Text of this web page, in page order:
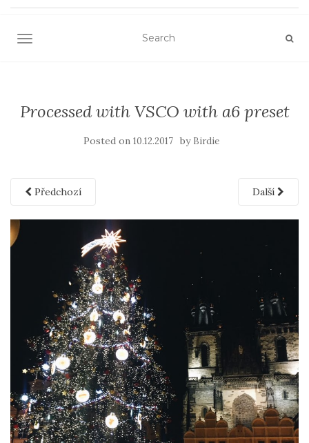
TOGGLE NAVIGATION
Processed with VSCO with a6 preset
Posted on 10.12.2017 by Birdie
Předchozí Další